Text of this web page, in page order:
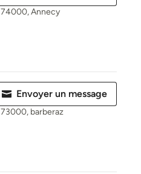
74000, Annecy
Envoyer un message
73000, barberaz